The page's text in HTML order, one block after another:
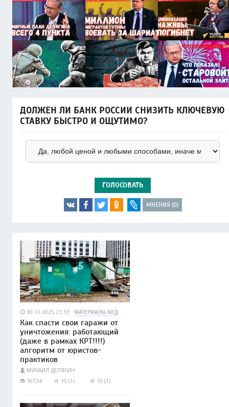
ДОЛЖЕН ЛИ БАНК РОССИИ СНИЗИТЬ КЛЮЧЕВУЮ
СТАВКУ БЫСТРО И ОЩУТИМО?
ГОЛОСОВАТЬ
МНЕНИЯ (0)
30.11.2025 21:33 МАТЕРИАЛЫ МГД
Как спасти свои гаражи от
уничтожения: работающий
(даже в рамках КРТ!!!!)
алгоритм от юристов-
практиков
МИХАИЛ ДЕЛЯГИН
16734
10 (1) 10 (1)